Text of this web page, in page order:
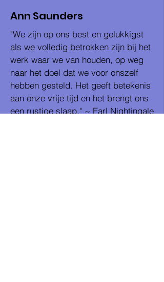
Ann Saunders
"We zijn op ons best en gelukkigst
als we volledig betrokken zijn bij het
werk waar we van houden, op weg
naar het doel dat we voor onszelf
hebben gesteld. Het geeft betekenis
aan onze vrije tijd en het brengt ons
een rustige slaap." ~ Earl Nightingale